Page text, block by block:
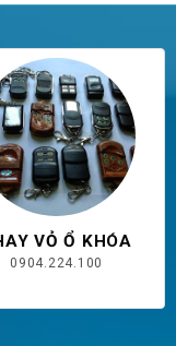
VỎ Ổ KHÓA
0904.224.100